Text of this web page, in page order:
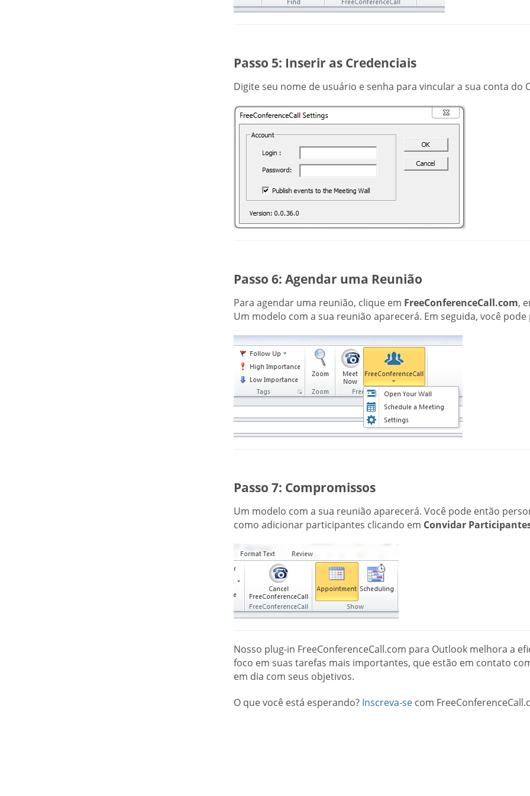
Passo 5: Inserir as Credenciais
Digite seu nome de usuário e senha para vincular a sua conta do
Passo 6: Agendar uma Reunião
Para agendar uma reunião, clique em FreeConferenceCall.com,
Um modelo com a sua reunião aparecerá. Em seguida, você
Passo 7: Compromissos
Um modelo com a sua reunião aparecerá. Você pode então
como adicionar participantes clicando em Convidar
Nosso plug-in FreeConferenceCall.com para Outlook melhora a
foco em suas tarefas mais importantes, que estão em contato
em dia com seus objetivos.
O que você está esperando? Inscreva-secom